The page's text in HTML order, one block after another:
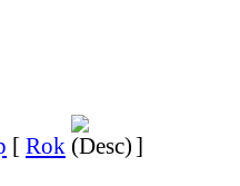
[ Rok
]